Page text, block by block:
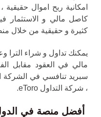
امكانية ربح اموال حقيقية
كاصل مالي و الاستثمار
كثيرة و حقيقية من خلال
يمكنك تداول و شراء الترا و
مالي في العقود مقابل
سبريد تنافسي في الشركة
، شركة التداول eToro.
أفضل منصة في الدول